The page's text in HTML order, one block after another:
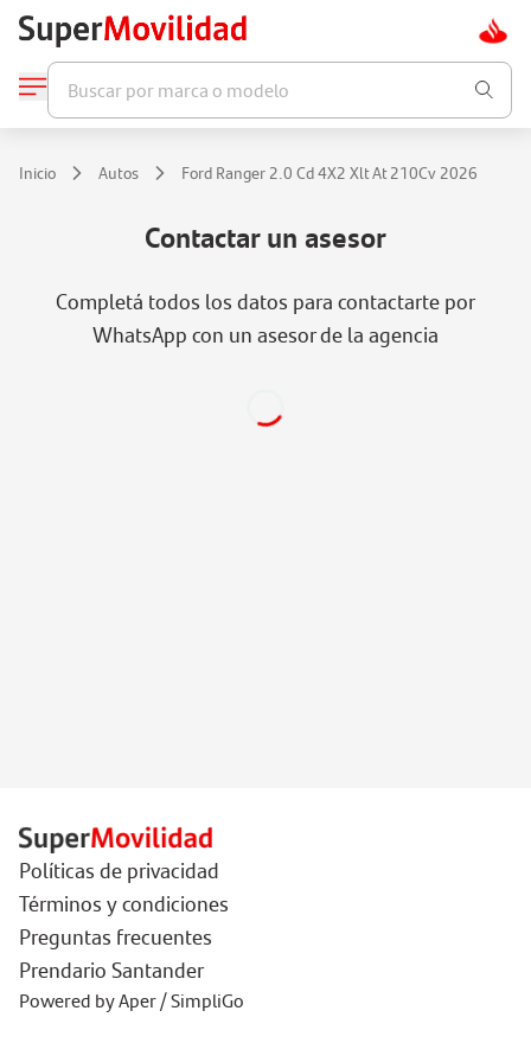
Buscar por marca o modelo
Inicio Autos Ford Ranger 2.0 Cd 4X2 Xlt At 210Cv 2026
Contactar un asesor
Completá todos los datos para contactarte por
WhatsApp con un asesor de la agencia
Políticas de privacidad
Términos y condiciones
Preguntas frecuentes
Prendario Santander
Powered by Aper / SimpliGo